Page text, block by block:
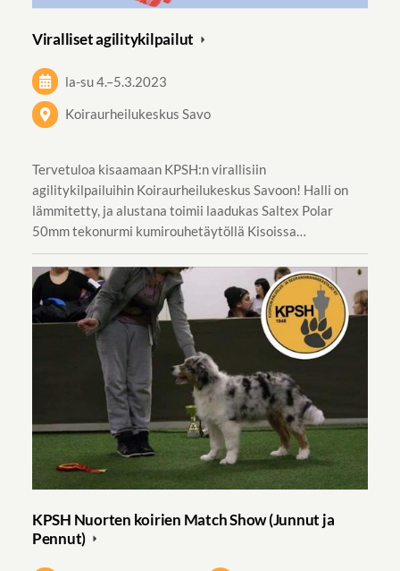
Viralliset agilitykilpailut
la-su4.–5.3.2023
Koiraurheilukeskus Savo
Tervetuloa kisaamaan KPSH:n virallisiin
agilitykilpailuihin Koiraurheilukeskus Savoon! Halli on
lämmitetty, ja alustana toimii laadukas Saltex Polar
50mm tekonurmi kumirouhetäytöllä Kisoissa…
KPSH Nuorten koirien Match Show (Junnut ja
Pennut)